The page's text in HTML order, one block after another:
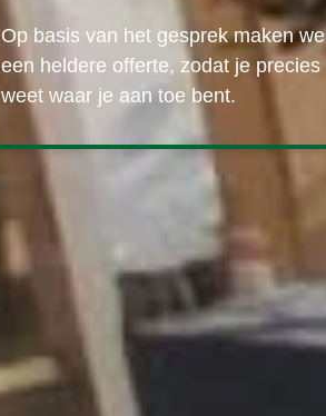
Op basis van het gesprek maken we
een heldere offerte, zodat je precies
weet waar je aan toe bent.